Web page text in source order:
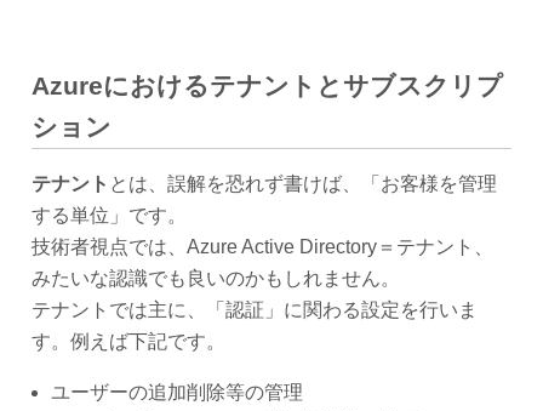
Azureにおけるテナントとサブスクリプ
ション
テナント とは、誤解を恐れず書けば、「お客様を管理
する単位」です。
技術者視点では、Azure Active Directory＝テナント、
みたいな認識でも良いのかもしれません。
テナントでは主に、「認証」に関わる設定を行いま
す。例えば下記です。
ユーザーの追加削除等の管理